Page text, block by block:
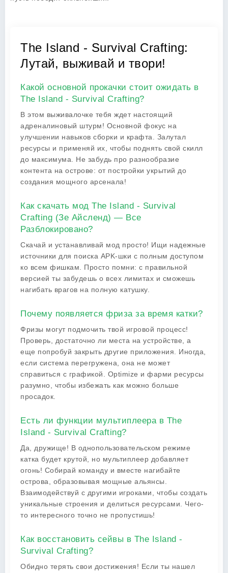
The Island - Survival Crafting:
Лутай, выживай и твори!
Какой основной прокачки стоит ожидать в
The Island - Survival Crafting?
В этом выживалочке тебя ждет настоящий
адреналиновый штурм! Основной фокус на
улучшении навыков сборки и крафта. Залутал
ресурсы и применяй их, чтобы поднять свой скилл
до максимума. Не забудь про разнообразие
контента на острове: от постройки укрытий до
создания мощного арсенала!
Как скачать мод The Island - Survival
Crafting (Зе Айсленд) — Все
Разблокировано?
Скачай и устанавливай мод просто! Ищи надежные
источники для поиска APK-шки с полным доступом
ко всем фишкам. Просто помни: с правильной
версией ты забудешь о всех лимитах и сможешь
нагибать врагов на полную катушку.
Почему появляется фриза за время катки?
Фризы могут подмочить твой игровой процесс!
Проверь, достаточно ли места на устройстве, а
еще попробуй закрыть другие приложения. Иногда,
если система перегружена, она не может
справиться с графикой. Optimize и фарми ресурсы
разумно, чтобы избежать как можно больше
просадок.
Есть ли функции мультиплеера в The
Island - Survival Crafting?
Да, дружище! В однопользовательском режиме
катка будет крутой, но мультиплеер добавляет
огонь! Собирай команду и вместе нагибайте
острова, образовывая мощные альянсы.
Взаимодействуй с другими игроками, чтобы создать
уникальные строения и делиться ресурсами. Чего-
то интересного точно не пропустишь!
Как восстановить сейвы в The Island -
Survival Crafting?
Обидно терять свои достижения! Если ты нашел